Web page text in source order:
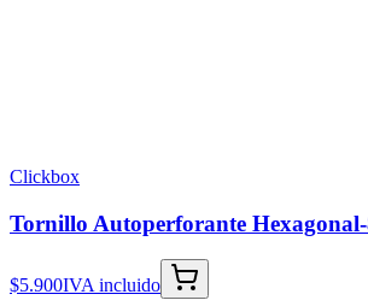
Clickbox
Tornillo Autoperforante
$5.900IVA incluido